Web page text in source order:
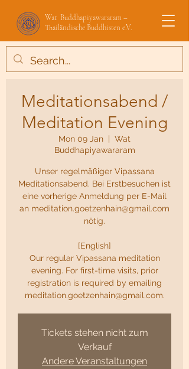
Wat Buddhapiyawararam –
Thailändische Buddhisten e.V.
Meditationsabend /
Meditation Evening
Mon 09 Jan
  |
Wat
Buddhapiyawararam
Unser regelmäßiger Vipassana
Meditationsabend. Bei Erstbesuchen ist
eine vorherige Anmeldung per E-Mail
an meditation.goetzenhain@gmail.com
nötig.
[English]
Our regular Vipassana meditation
evening. For first-time visits, prior
registration is required by emailing
meditation.goetzenhain@gmail.com.
Tickets stehen nicht zum
Verkauf
Andere Veranstaltungen